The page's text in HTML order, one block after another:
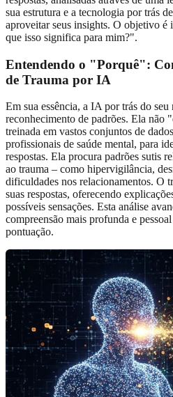
sua estrutura e a tecnologia por trás
aproveitar seus insights. O objetivo
que isso significa para mim?".
Entendendo o "Porquê":
de Trauma por IA
Em sua essência, a IA por trás do
reconhecimento de padrões. Ela não
treinada em vastos conjuntos de
profissionais de saúde mental, para
respostas. Ela procura padrões sutis
ao trauma – como hipervigilância,
dificuldades nos relacionamentos. O
suas respostas, oferecendo
possíveis sensações. Esta análise
compreensão mais profunda e
pontuação.